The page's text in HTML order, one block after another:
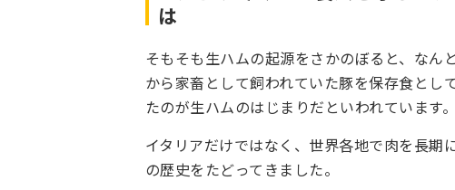
は
そもそも生ハムの起源をさかのぼると、なん
から家畜として飼われていた豚を保存食とし
たのが生ハムのはじまりだといわれています。
イタリアだけではなく、世界各地で肉を長期
の歴史をたどってきました。